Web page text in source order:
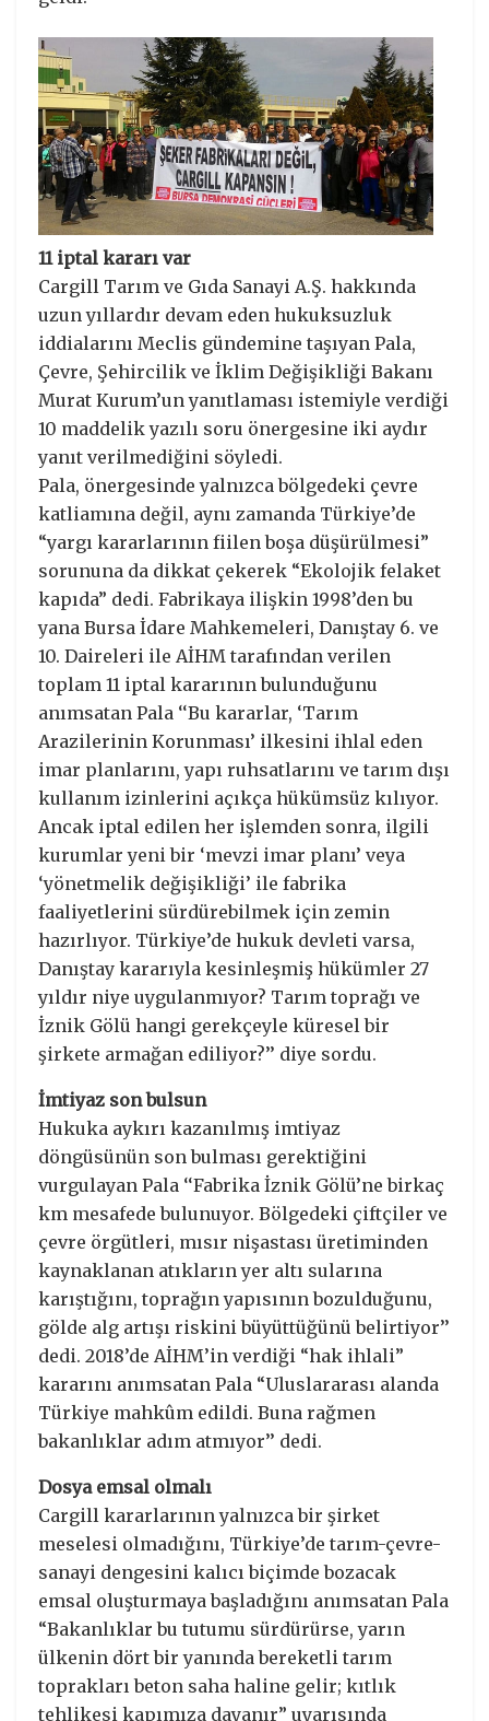
11 iptal kararı var
Cargill Tarım ve Gıda Sanayi A.Ş. hakkında
uzun yıllardır devam eden hukuksuzluk
iddialarını Meclis gündemine taşıyan Pala,
Çevre, Şehircilik ve İklim Değişikliği Bakanı
Murat Kurum’un yanıtlaması istemiyle verdiği
10 maddelik yazılı soru önergesine iki aydır
yanıt verilmediğini söyledi.
Pala, önergesinde yalnızca bölgedeki çevre
katliamına değil, aynı zamanda Türkiye’de
“yargı kararlarının fiilen boşa düşürülmesi”
sorununa da dikkat çekerek “Ekolojik felaket
kapıda” dedi. Fabrikaya ilişkin 1998’den bu
yana Bursa İdare Mahkemeleri, Danıştay 6. ve
10. Daireleri ile AİHM tarafından verilen
toplam 11 iptal kararının bulunduğunu
anımsatan Pala ‘‘Bu kararlar, ‘Tarım
Arazilerinin Korunması’ ilkesini ihlal eden
imar planlarını, yapı ruhsatlarını ve tarım dışı
kullanım izinlerini açıkça hükümsüz kılıyor.
Ancak iptal edilen her işlemden sonra, ilgili
kurumlar yeni bir ‘mevzi imar planı’ veya
‘yönetmelik değişikliği’ ile fabrika
faaliyetlerini sürdürebilmek için zemin
hazırlıyor. Türkiye’de hukuk devleti varsa,
Danıştay kararıyla kesinleşmiş hükümler 27
yıldır niye uygulanmıyor? Tarım toprağı ve
İznik Gölü hangi gerekçeyle küresel bir
şirkete armağan ediliyor?’’ diye sordu.
İmtiyaz son bulsun
Hukuka aykırı kazanılmış imtiyaz
döngüsünün son bulması gerektiğini
vurgulayan Pala ‘‘Fabrika İznik Gölü’ne birkaç
km mesafede bulunuyor. Bölgedeki çiftçiler ve
çevre örgütleri, mısır nişastası üretiminden
kaynaklanan atıkların yer altı sularına
karıştığını, toprağın yapısının bozulduğunu,
gölde alg artışı riskini büyüttüğünü belirtiyor’’
dedi. 2018’de AİHM’in verdiği “hak ihlali”
kararını anımsatan Pala “Uluslararası alanda
Türkiye mahkûm edildi. Buna rağmen
bakanlıklar adım atmıyor’’ dedi.
Dosya emsal olmalı
Cargill kararlarının yalnızca bir şirket
meselesi olmadığını, Türkiye’de tarım-çevre-
sanayi dengesini kalıcı biçimde bozacak
emsal oluşturmaya başladığını anımsatan Pala
“Bakanlıklar bu tutumu sürdürürse, yarın
ülkenin dört bir yanında bereketli tarım
toprakları beton saha haline gelir; kıtlık
tehlikesi kapımıza dayanır” uyarısında